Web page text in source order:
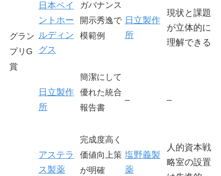
グラン
プリG
賞
日本ペイ
ントホー
ルディン
グス
ガバナンス
開示秀逸で
模範例
日立製作
所
現状と課題
が立体的に
理解できる
日立製作
所
簡潔にして
優れた統合
報告書
– –
アステラ
ス製薬
完成度高く
価値向上策
が明確
塩野義製
薬
人的資本戦
略室の設置